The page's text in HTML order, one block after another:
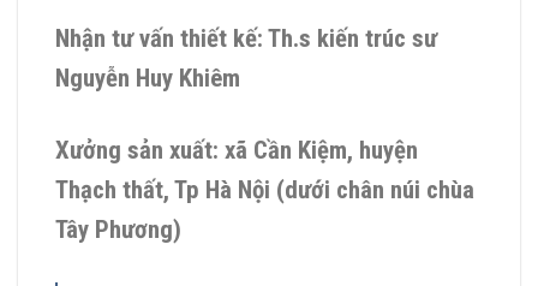
Nhận tư vấn thiết kế: Th.s kiến trúc sư
Nguyễn Huy Khiêm
Xưởng sản xuất: xã Cần Kiệm, huyện
Thạch thất, Tp Hà Nội (dưới chân núi chùa
Tây Phương)